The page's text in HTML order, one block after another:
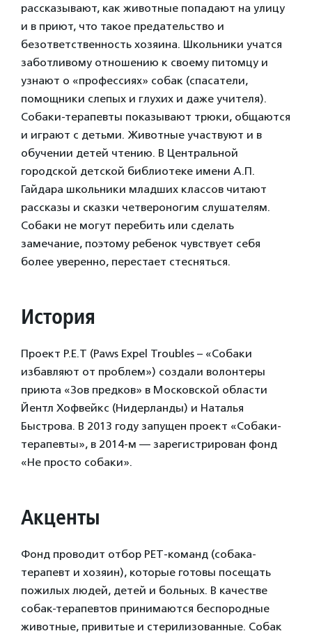
рассказывают, как животные попадают на улицу
и в приют, что такое предательство и
безответственность хозяина. Школьники учатся
заботливому отношению к своему питомцу и
узнают о «профессиях» собак (спасатели,
помощники слепых и глухих и даже учителя).
Собаки-терапевты показывают трюки, общаются
и играют с детьми. Животные участвуют и в
обучении детей чтению. В Центральной
городской детской библиотеке имени А.П.
Гайдара школьники младших классов читают
рассказы и сказки четвероногим слушателям.
Собаки не могут перебить или сделать
замечание, поэтому ребенок чувствует себя
более уверенно, перестает стесняться.
История
Проект P.E.T (Paws Expel Troubles – «Собаки
избавляют от проблем») создали волонтеры
приюта «Зов предков» в Московской области
Йентл Хофвейкс (Нидерланды) и Наталья
Быстрова. В 2013 году запущен проект «Собаки-
терапевты», в 2014-м — зарегистрирован фонд
«Не просто собаки».
Акценты
Фонд проводит отбор PET-команд (собака-
терапевт и хозяин), которые готовы посещать
пожилых людей, детей и больных. В качестве
собак-терапевтов принимаются беспородные
животные, привитые и стерилизованные. Собак